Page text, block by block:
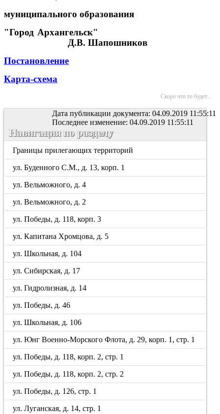
муниципального образования
"Город Архангельск"
Д.В. Шапошников
Постановление
Карта-схема
Скоро что то будет...
Дата публикации документа: 04.09.2019 11:55:11
Последнее изменение: 04.09.2019 11:55:11
Навигация по разделу
Границы прилегающих территорий
ул. Буденного С.М., д. 13, корп. 1
ул. Вельможного, д. 4
ул. Вельможного, д. 2
ул. Победы, д. 118, корп. 3
ул. Капитана Хромцова, д. 5
ул. Школьная, д. 104
ул. Сибирская, д. 17
ул. Гидролизная, д. 14
ул. Победы, д. 46
ул. Школьная, д. 106
ул. Юнг Военно-Морского Флота, д. 29, корп. 1, стр. 1
ул. Победы, д. 118, корп. 2, стр. 1
ул. Победы, д. 118, корп. 2, стр. 2
ул. Победы, д. 126, стр. 1
ул. Луганская, д. 14, стр. 1